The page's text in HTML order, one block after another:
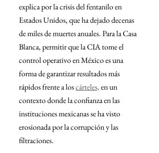
explica por la crisis del fentanilo en
Estados Unidos, que ha dejado decenas
de miles de muertes anuales. Para la Casa
Blanca, permitir que la CIA tome el
control operativo en México es una
forma de garantizar resultados más
rápidos frente a los cárteles, en un
contexto donde la confianza en las
instituciones mexicanas se ha visto
erosionada por la corrupción y las
filtraciones.